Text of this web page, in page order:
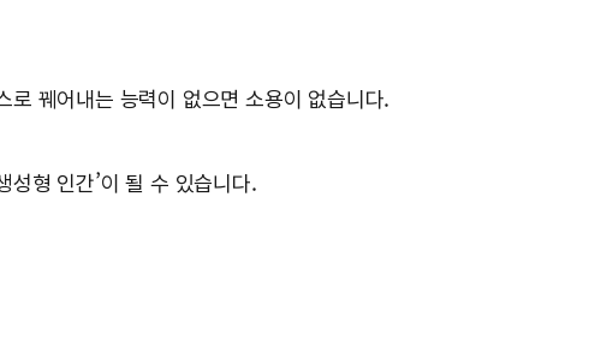
꿰어내는 능력이 없으면 소용이 없습니다.
성형 인간’이 될 수 있습니다.